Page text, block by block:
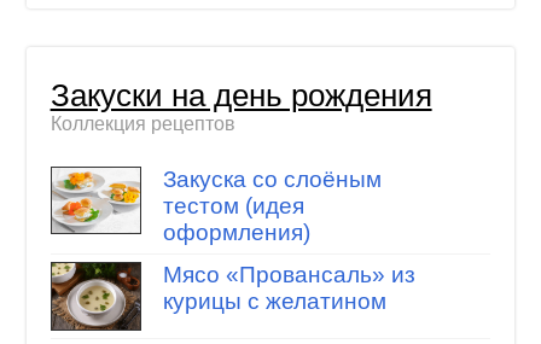
Закуски на день рождения
Коллекция рецептов
Закуска со слоёным
тестом (идея
оформления)
Мясо «Провансаль» из
курицы с желатином